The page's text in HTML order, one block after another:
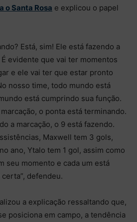
o Santa Rosa e explicou o papel
Está, sim! Ele está fazendo a
evidente que vai ter momentos
e ele vai ter que estar pronto
nosso time, todo mundo está
está cumprindo sua função.
o ponta está terminando.
a marcação, o 9 está fazendo.
Maxwell tem 3 gols,
ano, Ytalo tem 1 gol, assim como
seu momento e cada um está
defendeu.
a explicação ressaltando que,
posiciona em campo, a tendência